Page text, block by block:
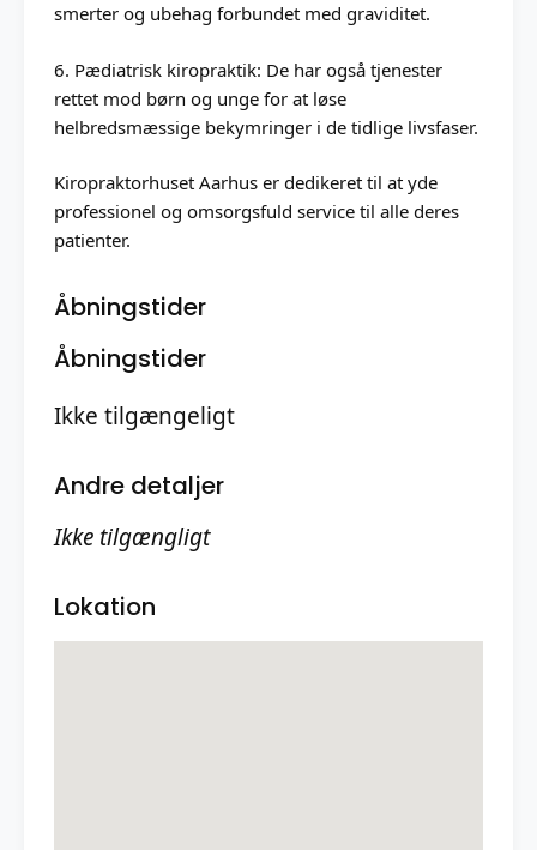
smerter og ubehag forbundet med graviditet.
6. Pædiatrisk kiropraktik: De har også tjenester
rettet mod børn og unge for at løse
helbredsmæssige bekymringer i de tidlige livsfaser.
Kiropraktorhuset Aarhus er dedikeret til at yde
professionel og omsorgsfuld service til alle deres
patienter.
Åbningstider
Åbningstider
Ikke tilgængeligt
Andre detaljer
Ikke tilgængligt
Lokation